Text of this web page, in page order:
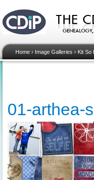
Home › Image Galleries › Kit So
01-arthea-